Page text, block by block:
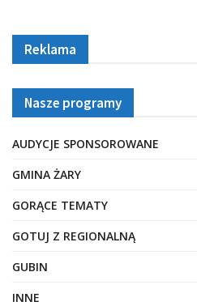
Reklama
Nasze programy
AUDYCJE SPONSOROWANE
GMINA ŻARY
GORĄCE TEMATY
GOTUJ Z REGIONALNĄ
GUBIN
INNE